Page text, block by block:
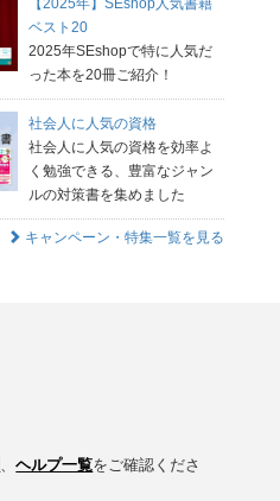
【2025年】SEshop人気書籍
ベスト20
2025年SEshopで特に人気だ
った本を20冊ご紹介！
社会人に人気の資格
社会人に人気の資格を効率よ
く勉強できる、豊富なジャン
ルの対策書を集めました
キャンペーン・特集一覧を見る
、ヘルプ一覧をご確認くださ